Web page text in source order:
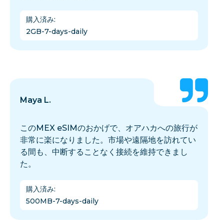
購入済み:
2GB-7-days-daily
Maya L.
このMEX eSIMのおかげで、オアハカへの旅行が
非常に楽になりました。市場や遠隔地を訪れてい
る間も、中断することなく接続を維持できまし
た。
購入済み:
500MB-7-days-daily